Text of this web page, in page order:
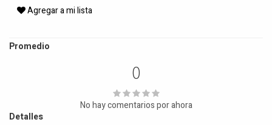
Agregar a mi lista
Promedio
0
No hay comentarios por ahora
Detalles